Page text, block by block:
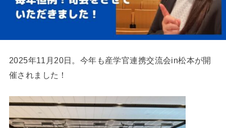
2025年11月20日。今年も産学官連携交流会in松本が開
催されました！